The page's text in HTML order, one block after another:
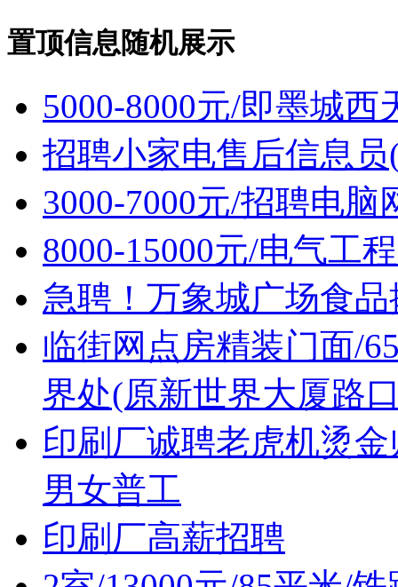
置顶信息随机展示
5000-8000元/即墨城
招聘小家电售后信息
3000-7000元/招聘电脑
8000-15000元/电气工
急聘！万象城广场食
临街网点房精装门面/
界处(原新世界大厦路
印刷厂诚聘老虎机烫
男女普工
印刷厂高薪招聘